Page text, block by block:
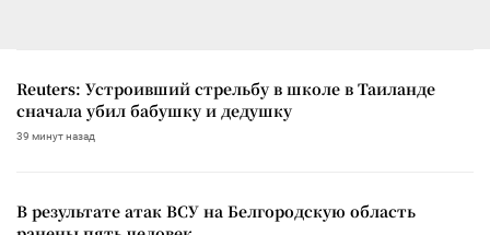
Reuters: Устроивший стрельбу в школе в Таиланде
сначала убил бабушку и дедушку
39 минут назад
В результате атак ВСУ на Белгородскую область